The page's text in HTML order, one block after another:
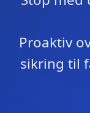
Proaktiv
sikring til